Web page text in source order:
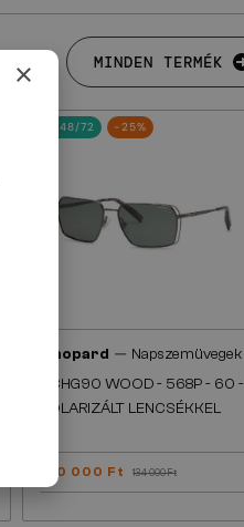
MINDEN TERMÉK
48/72 -25%
Chopard — Napszemüvegek
SCHG90 WOOD - 568P - 60 -
POLARIZÁLT LENCSÉKKEL
100 000 Ft 134 000 Ft
×